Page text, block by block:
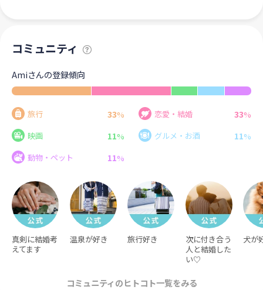
コミュニティ
Amiさんの登録傾向
旅行 33% 恋愛・結婚 33%
映画
11% グルメ・お酒 11%
動物・ペット
11%
真剣に結婚考
えてます
温泉が好き 旅行好き
次に付き合う
人と結婚した
い♡
犬が
コミュニティのヒトコト一覧をみる